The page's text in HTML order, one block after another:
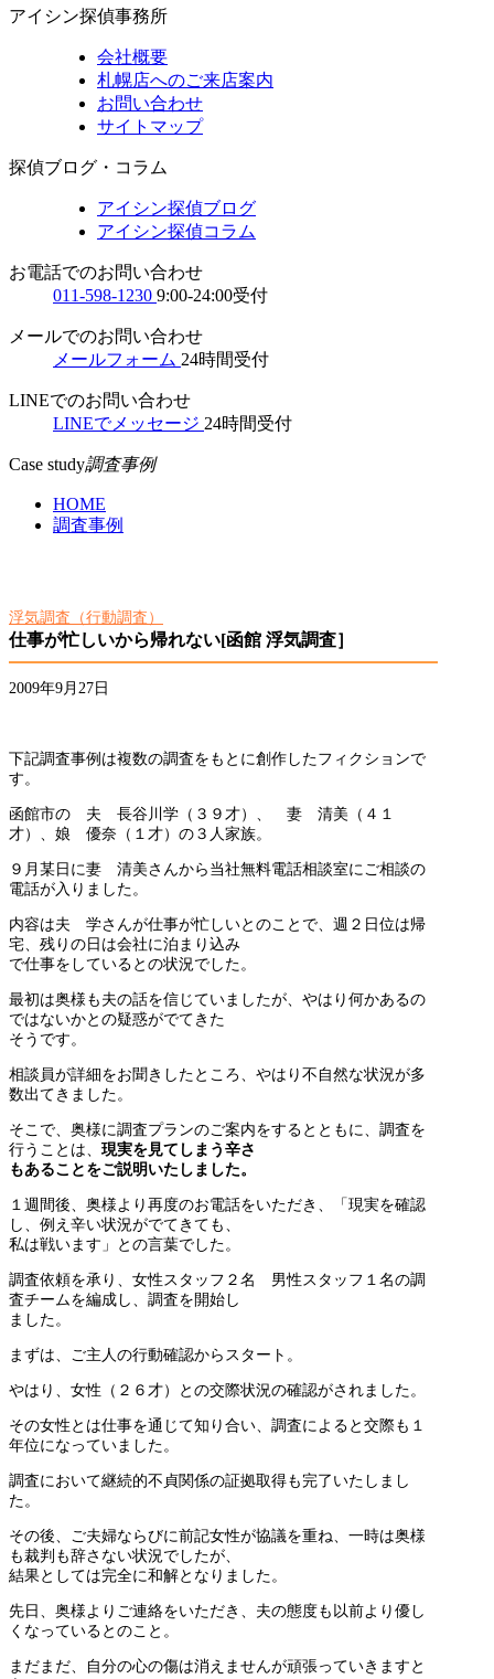
アイシン探偵事務所
会社概要
札幌店へのご来店案内
お問い合わせ
サイトマップ
探偵ブログ・コラム
アイシン探偵ブログ
アイシン探偵コラム
お電話でのお問い合わせ
011-598-1230 9:00-24:00受付
メールでのお問い合わせ
メールフォーム 24時間受付
LINEでのお問い合わせ
LINEでメッセージ 24時間受付
Case study調査事例
HOME
調査事例
浮気調査（行動調査）
仕事が忙しいから帰れない[函館 浮気調査］
2009年9月27日
下記調査事例は複数の調査をもとに創作したフィクションで
す。
函館市の 夫 長谷川学（３９才）、 妻 清美（４１
才）、娘 優奈（１才）の３人家族。
９月某日に妻 清美さんから当社無料電話相談室にご相談の
電話が入りました。
内容は夫 学さんが仕事が忙しいとのことで、週２日位は帰
宅、残りの日は会社に泊まり込み
で仕事をしているとの状況でした。
最初は奥様も夫の話を信じていましたが、やはり何かあるの
ではないかとの疑惑がでてきた
そうです。
相談員が詳細をお聞きしたところ、やはり不自然な状況が多
数出てきました。
そこで、奥様に調査プランのご案内をするとともに、調査を
行うことは、 現実を見て しまう辛さ
もあることをご説明いたしました。
１週間後、奥様より再度のお電話をいただき、「現実を確認
し、例え辛い状況がでてきても、
私は戦います」との言葉でした。
調査依頼を承り、女性スタッフ２名 男性スタッフ１名の調
査チームを編成し、調査を開始し
ました。
まずは、ご主人の行動確認からスタート。
やはり、女性（２６才）との交際状況の確認がされました。
その女性とは仕事を通じて知り合い、調査によると交際も１
年位になっていました。
調査において継続的不貞関係の証拠取得も完了いたしまし
た。
その後、ご夫婦ならびに前記女性が協議を重ね、一時は奥様
も裁判も辞さない状況でしたが、
結果としては完全に和解となりました。
先日、奥様よりご連絡をいただき、夫の態度も以前より優し
くなっているとのこと。
まだまだ、自分の心の傷は消えませんが頑張っていきますと